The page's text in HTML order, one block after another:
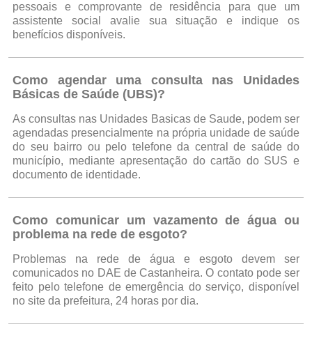
pessoais e comprovante de residência para que um
assistente social avalie sua situação e indique os
benefícios disponíveis.
Como agendar uma consulta nas Unidades
Básicas de Saúde (UBS)?
As consultas nas Unidades Basicas de Saude, podem ser
agendadas presencialmente na própria unidade de saúde
do seu bairro ou pelo telefone da central de saúde do
município, mediante apresentação do cartão do SUS e
documento de identidade.
Como comunicar um vazamento de água ou
problema na rede de esgoto?
Problemas na rede de água e esgoto devem ser
comunicados no DAE de Castanheira. O contato pode ser
feito pelo telefone de emergência do serviço, disponível
no site da prefeitura, 24 horas por dia.